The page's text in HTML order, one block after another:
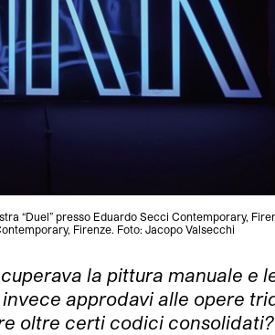
“Duel” presso Eduardo Secci Contemporary,
Firenze. Foto: Jacopo Valsecchi
la pittura manuale e
approdavi alle opere
oltre certi codici consolidati?